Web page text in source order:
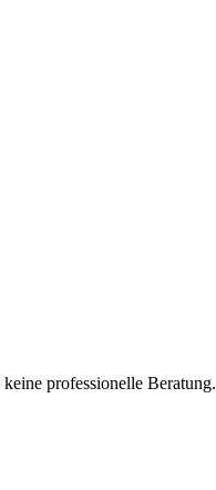
professionelle Beratung.